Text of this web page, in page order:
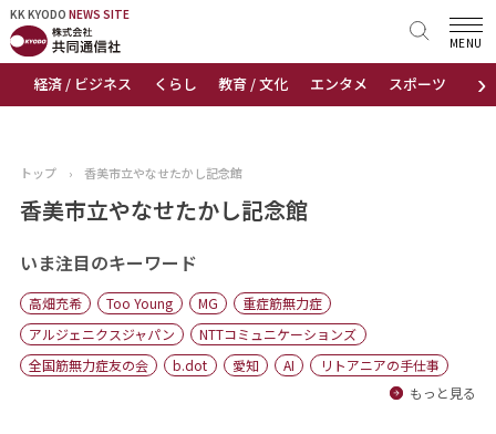
KK KYODO NEWS SITE
›
経済 / ビジネス くらし 教育 / 文化 エンタメ スポーツ 地域
MENU
KK KYODONEWS SITE
トップページ
ニュース
おすすめコンテンツ
出版物
会社概要
トップ › 香美市立やなせたかし記念館
香美市立やなせたかし記念館
いま注目のキーワード
高畑充希 Too Young MG
重症筋無力症
アルジェニクスジャパン
NTTコミュニケーションズ
全国筋無力症友の会
b.dot 愛知 AI
リトアニアの手仕事
もっと見る